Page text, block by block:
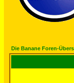
Die Banane Foren-